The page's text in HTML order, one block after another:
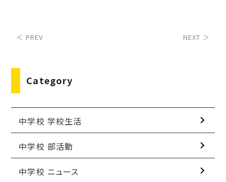
＜ PREV NEXT ＞
Category
中学校 学校生活
中学校 部活動
中学校 ニュース